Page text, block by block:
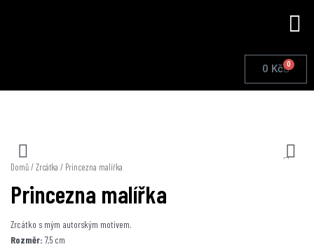
0 Kč 0Cart
Domů/Zrcátka / Princezna malířka
Princezna malířka
Zrcátko s mým autorským motivem.
Rozměr: 7,5 cm